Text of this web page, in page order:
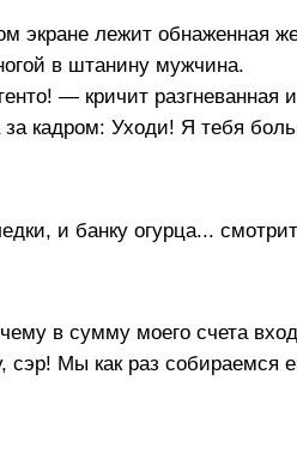
экране лежит обнаженная
в штанину мужчина.
— кричит разгневанная
за кадром: Уходи! Я тебя
и банку огурца...
в сумму моего счета
Мы как раз собираемся